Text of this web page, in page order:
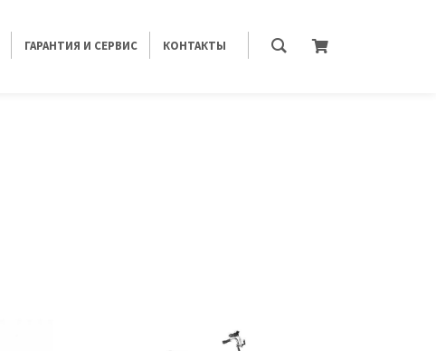
ГАРАНТИЯ И СЕРВИС КОНТАКТЫ